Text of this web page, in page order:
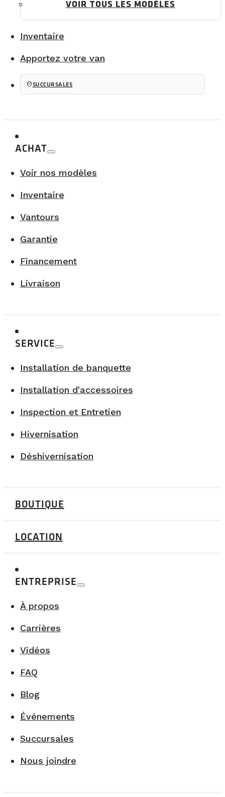
VOIR TOUS LES MODÈLES
Inventaire
Apportez votre van
location_onSUCCURSALES
ACHAT
Voir nos modèles
Inventaire
Vantours
Garantie
Financement
Livraison
SERVICE
Installation de banquette
Installation d'accessoires
Inspection et Entretien
Hivernisation
Déshivernisation
BOUTIQUE
LOCATION
ENTREPRISE
À propos
Carrières
Vidéos
FAQ
Blog
Événements
Succursales
Nous joindre